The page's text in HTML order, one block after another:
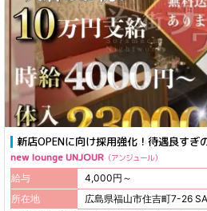
新店OPENに向け採用強化！待遇良す
new lounge UNJOUR アンジュール
給与
4,000円～
所在地
広島県福山市住吉町7-26